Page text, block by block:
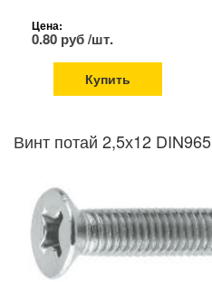
Цена:
0.80 руб /шт.
Купить
Винт потай 2,5х12 DIN965